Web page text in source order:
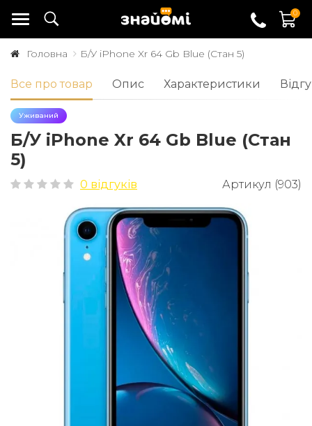
0
Головна Б/У iPhone Xr 64 Gb Blue (Стан 5)
Все про товар Опис Характеристики
Уживаний
Б/У iPhone Xr 64 Gb Blue (Стан
5)
0 відгуків Артикул (903)